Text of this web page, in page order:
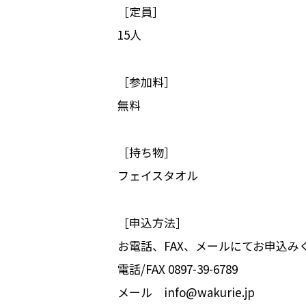
［定員］
15人
［参加料］
無料
［持ち物］
フェイスタオル
［申込方法］
お電話、FAX、メールにてお申込み
電話/FAX 0897-39-6789
メール info@wakurie.jp